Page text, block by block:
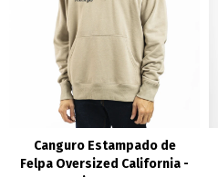
Canguro Estampado de
Felpa Oversized California -